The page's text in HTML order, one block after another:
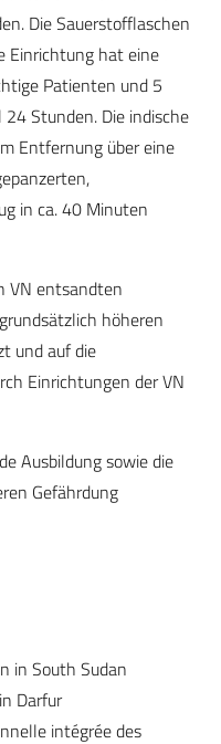
Die Sauerstofflaschen
Einrichtung hat eine
Patienten und 5
Stunden. Die indische
Entfernung über eine
in ca. 40 Minuten
VN entsandten
höheren
und auf die
Einrichtungen der VN
Ausbildung sowie die
Gefährdung
in South Sudan
Darfur
intégrée des